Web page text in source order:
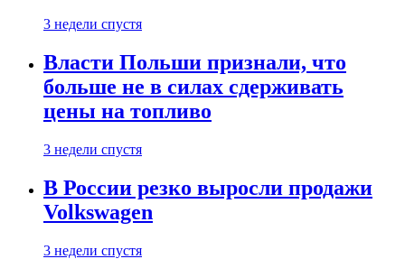
3 недели спустя
Власти Польши признали, что
больше не в силах сдерживать
цены на топливо
3 недели спустя
В России резко выросли продажи
Volkswagen
3 недели спустя